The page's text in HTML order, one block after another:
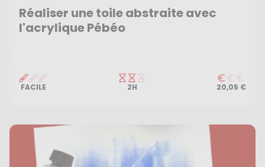
Réaliser une toile abstraite avec
l'acrylique Pébéo
FACILE 2H 20,05 €